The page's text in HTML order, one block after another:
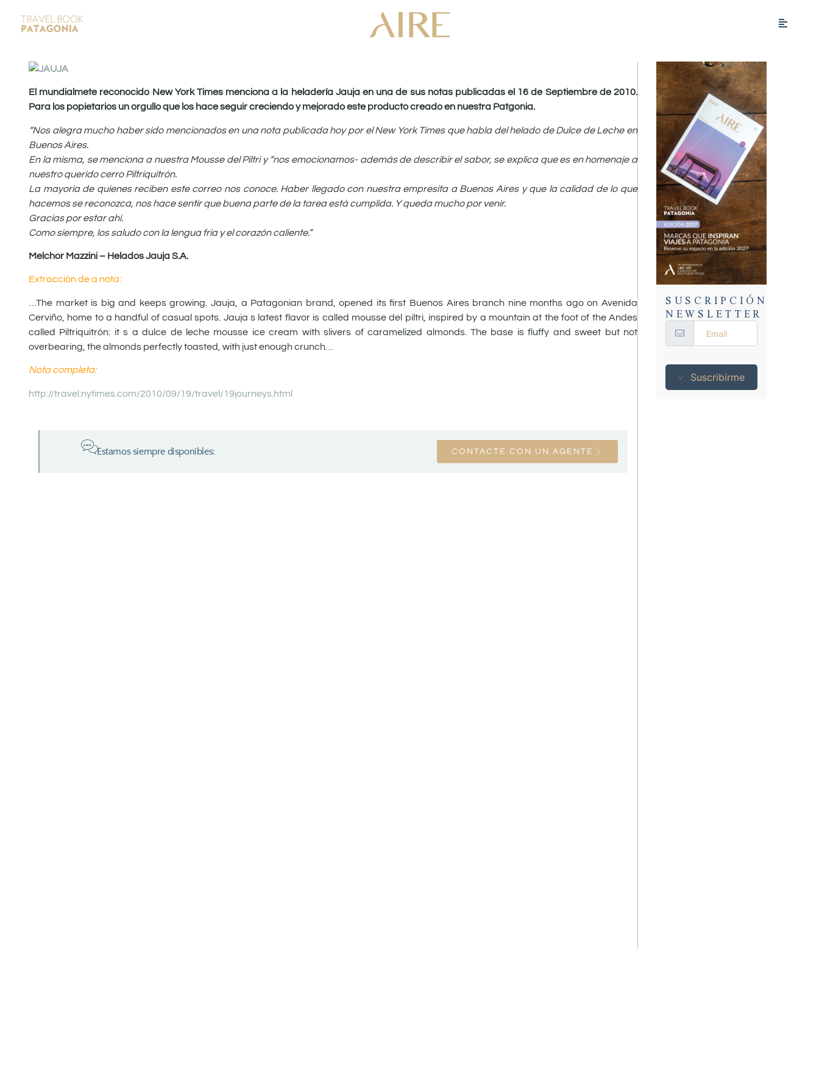
El mundialmete reconocido New York Times menciona a la heladería Jauja en una de sus notas publicadas el 16 de Septiembre de 2010.
Para los popietarios un orgullo que los hace seguir creciendo y mejorado este producto creado en nuestra Patgonia.
“Nos alegra mucho haber sido mencionados en una nota publicada hoy por el New York Times que habla del helado de Dulce de Leche en
Buenos Aires.
En la misma, se menciona a nuestra Mousse del Piltri y “nos emocionamos- además de describir el sabor, se explica que es en homenaje a
nuestro querido cerro Piltriquitrón.
La mayoría de quienes reciben este correo nos conoce. Haber llegado con nuestra empresita a Buenos Aires y que la calidad de lo que
hacemos se reconozca, nos hace sentir que buena parte de la tarea está cumplida. Y queda mucho por venir.
Gracias por estar ahí.
Como siempre, los saludo con la lengua fría y el corazón caliente.”
Melchor Mazzini – Helados Jauja S.A.
Extracción de a nota:
…The market is big and keeps growing. Jauja, a Patagonian brand, opened its first Buenos Aires branch nine months ago on Avenida
Cerviño, home to a handful of casual spots. Jauja s latest flavor is called mousse del piltri, inspired by a mountain at the foot of the Andes
called Piltriquitrón: it s a dulce de leche mousse ice cream with slivers of caramelized almonds. The base is fluffy and sweet but not
overbearing, the almonds perfectly toasted, with just enough crunch…
Nota completa:
http://travel.nytimes.com/2010/09/19/travel/19journeys.html
Estamos siempre disponibles: CONTACTE CON UN AGENTE
SUSCRIPCIÓN
NEWSLETTER
Suscribirme